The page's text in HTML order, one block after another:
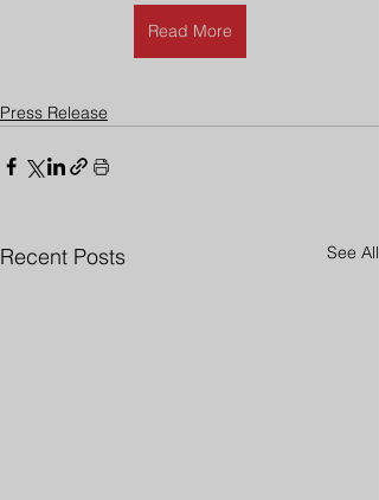
Read More
Press Release
Recent Posts See All